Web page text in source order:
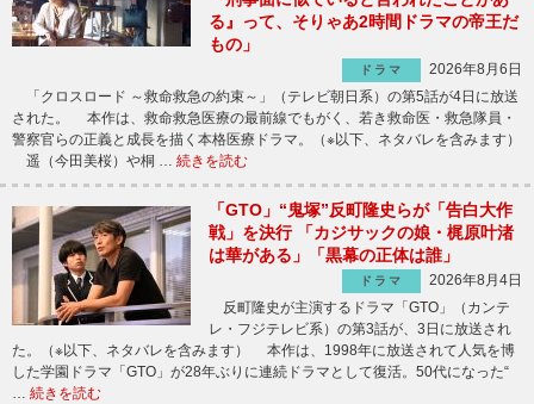
る』って、そりゃあ2時間ドラマの帝王だ
もの」
ドラマ
2026年8月6日
「クロスロード ～救命救急の約束～」（テレビ朝日系）の第5話が4日に放送
された。 本作は、救命救急医療の最前線でもがく、若き救命医・救急隊員・
警察官らの正義と成長を描く本格医療ドラマ。（※以下、ネタバレを含みます）
遥（今田美桜）や桐 … 続きを読む
「GTO」“鬼塚”反町隆史らが「告白大作
戦」を決行 「カジサックの娘・梶原叶渚
は華がある」「黒幕の正体は誰」
ドラマ
2026年8月4日
反町隆史が主演するドラマ「GTO」（カンテ
レ・フジテレビ系）の第3話が、3日に放送され
た。（※以下、ネタバレを含みます） 本作は、1998年に放送されて人気を博
した学園ドラマ「GTO」が28年ぶりに連続ドラマとして復活。50代になった“
… 続きを読む